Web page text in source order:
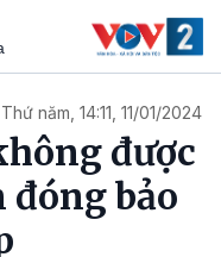
Thứ năm, 14:11, 11/01/2024
được
bảo